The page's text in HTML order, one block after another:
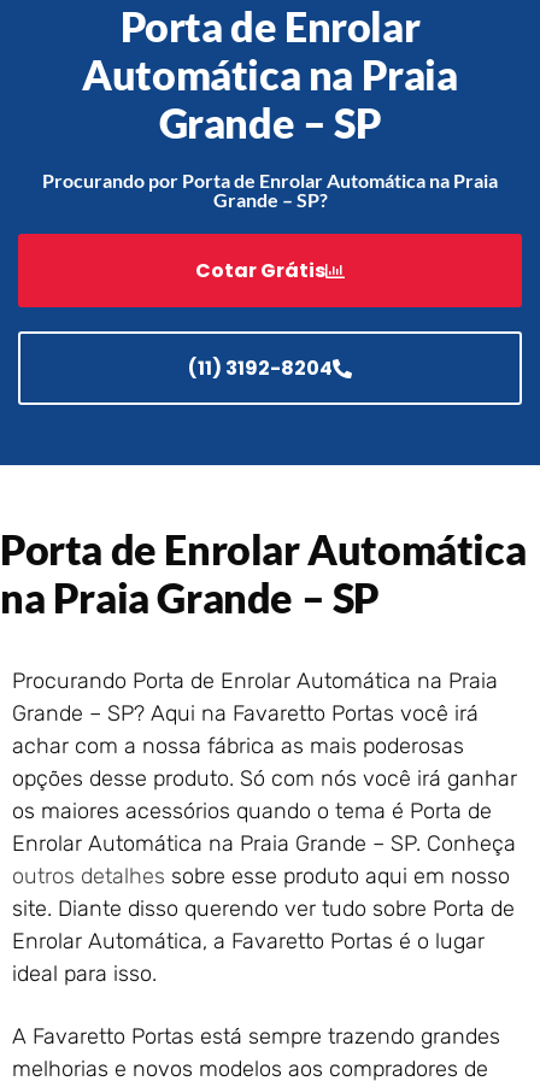
Enrolar em Teresópolis – RJ
Enrolar em São Pedro da
Aldeia – RJ
Enrolar em São João de
Portão de Garagem de
Enrolar em Rio das Ostras –
Portão de Garagem de
Portão de Garagem de
Enrolar em Petrópolis – RJ
Portão de Garagem de
Enrolar em Paraty – RJ
Enrolar em Nova Iguaçu – RJ
Portão de Garagem de
Enrolar em Nova Friburgo –
RJ
Porta de Enrolar
Automática na Praia
Grande – SP
Procurando por Porta de Enrolar Automática na Praia
Grande – SP?
Cotar Grátis
(11) 3192-8204
Porta de Enrolar Automática
na Praia Grande – SP
Procurando Porta de Enrolar Automática na Praia
Grande – SP? Aqui na Favaretto Portas você irá
achar com a nossa fábrica as mais poderosas
opções desse produto. Só com nós você irá ganhar
os maiores acessórios quando o tema é Porta de
Enrolar Automática na Praia Grande – SP. Conheça
outros detalhes sobre esse produto aqui em nosso
site. Diante disso querendo ver tudo sobre Porta de
Enrolar Automática, a Favaretto Portas é o lugar
ideal para isso.
A Favaretto Portas está sempre trazendo grandes
melhorias e novos modelos aos compradores de